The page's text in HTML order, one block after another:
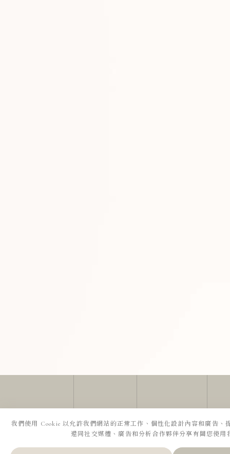
我們使用 Cookie 以允許我們網站的正常工作、個性化設計內容和廣告、
還同社交媒體、廣告和分析合作夥伴分享有關您使用